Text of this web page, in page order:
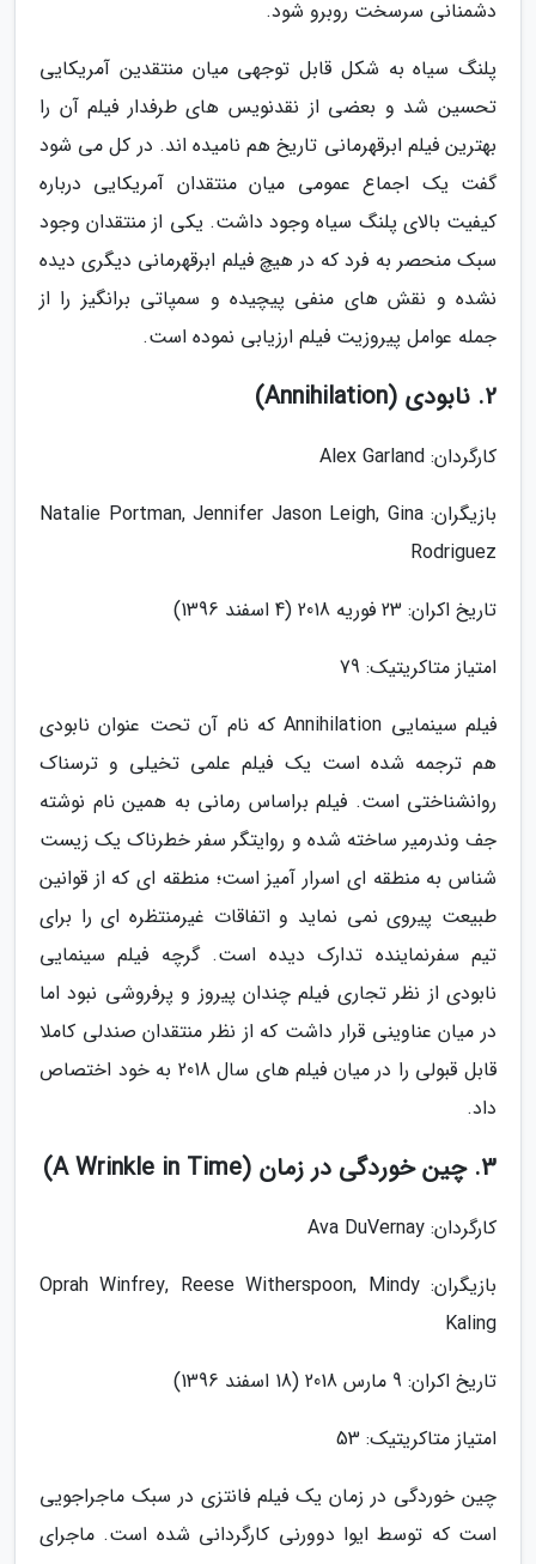
دشمنانی سرسخت روبرو شود.
پلنگ سیاه به شکل قابل توجهی میان منتقدین آمریکایی
تحسین شد و بعضی از نقدنویس های طرفدار فیلم آن را
بهترین فیلم ابرقهرمانی تاریخ هم نامیده اند. در کل می شود
گفت یک اجماع عمومی میان منتقدان آمریکایی درباره
کیفیت بالای پلنگ سیاه وجود داشت. یکی از منتقدان وجود
سبک منحصر به فرد که در هیچ فیلم ابرقهرمانی دیگری دیده
نشده و نقش های منفی پیچیده و سمپاتی برانگیز را از
جمله عوامل پیروزیت فیلم ارزیابی نموده است.
2. نابودی (Annihilation)
کارگردان: Alex Garland
بازیگران: Natalie Portman, Jennifer Jason Leigh, Gina
Rodriguez
تاریخ اکران: 23 فوریه 2018 (4 اسفند 1396)
امتیاز متاکریتیک: 79
فیلم سینمایی Annihilation که نام آن تحت عنوان نابودی
هم ترجمه شده است یک فیلم علمی تخیلی و ترسناک
روانشناختی است. فیلم براساس رمانی به همین نام نوشته
جف وندرمیر ساخته شده و روایتگر سفر خطرناک یک زیست
شناس به منطقه ای اسرار آمیز است؛ منطقه ای که از قوانین
طبیعت پیروی نمی نماید و اتفاقات غیرمنتظره ای را برای
تیم سفرنماینده تدارک دیده است. گرچه فیلم سینمایی
نابودی از نظر تجاری فیلم چندان پیروز و پرفروشی نبود اما
در میان عناوینی قرار داشت که از نظر منتقدان صندلی کاملا
قابل قبولی را در میان فیلم های سال 2018 به خود اختصاص
داد.
3. چین خوردگی در زمان (A Wrinkle in Time)
کارگردان: Ava DuVernay
بازیگران: Oprah Winfrey, Reese Witherspoon, Mindy
Kaling
تاریخ اکران: 9 مارس 2018 (18 اسفند 1396)
امتیاز متاکریتیک: 53
چین خوردگی در زمان یک فیلم فانتزی در سبک ماجراجویی
است که توسط ایوا دوورنی کارگردانی شده است. ماجرای